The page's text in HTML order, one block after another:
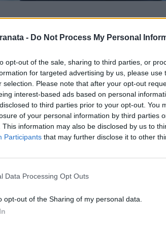
- Do Not Process My Personal
opt-out of the sale, sharing to third parties, or
for targeted advertising by us, please use
selection. Please note that after your opt-out
interest-based ads based on personal
to third parties prior to your opt-out. You
of your personal information by third parties
This information may also be disclosed by us to
Participants that may further disclose it to other
Data Processing Opt Outs
opt-out of the Sharing of my personal data.
altro avvicendamento in
di cambiare allenatore: si attende
La società friulana ha scelto
il tecnico non ha conseguito
di campionato (l'unica squadra,